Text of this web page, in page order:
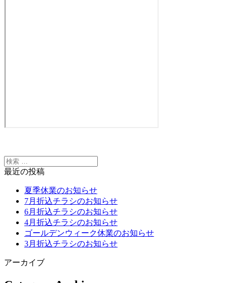
最近の投稿
夏季休業のお知らせ
7月折込チラシのお知らせ
6月折込チラシのお知らせ
4月折込チラシのお知らせ
ゴールデンウィーク休業のお知らせ
3月折込チラシのお知らせ
アーカイブ